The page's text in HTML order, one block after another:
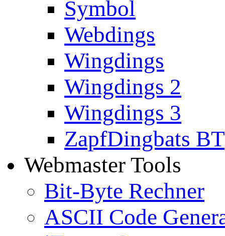
Symbol
Webdings
Wingdings
Wingdings 2
Wingdings 3
ZapfDingbats BT
Webmaster Tools
Bit-Byte Rechner
ASCII Code